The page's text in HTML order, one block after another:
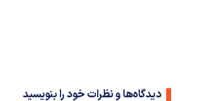
دیدگاه‌ها و نظرات خود را بنویسید